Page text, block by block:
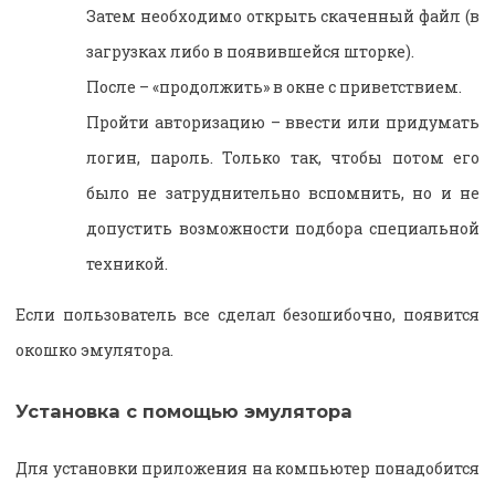
Затем необходимо открыть скаченный файл (в
загрузках либо в появившейся шторке).
После – «продолжить» в окне с приветствием.
Пройти авторизацию – ввести или придумать
логин, пароль. Только так, чтобы потом его
было не затруднительно вспомнить, но и не
допустить возможности подбора специальной
техникой.
Если пользователь все сделал безошибочно, появится
окошко эмулятора.
Установка с помощью эмулятора
Для установки приложения на компьютер понадобится